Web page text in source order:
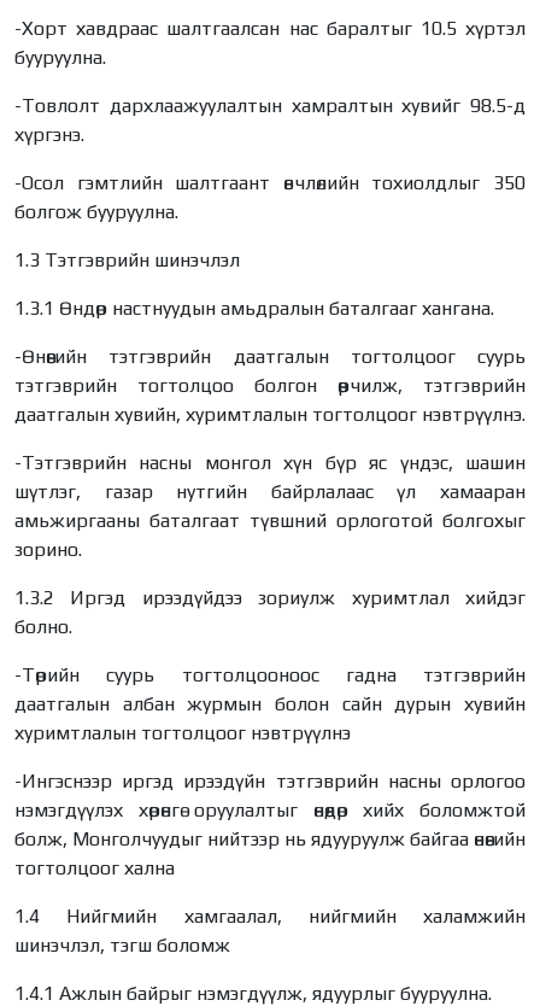
-Хорт хавдраас шалтгаалсан нас баралтыг 10.5 хүртэл
бууруулна.
-Товлолт дархлаажуулалтын хамралтын хувийг 98.5-д
хүргэнэ.
-Осол гэмтлийн шалтгаант өвчлөлийн тохиолдлыг 350
болгож бууруулна.
1.3 Тэтгэврийн шинэчлэл
1.3.1 Өндөр настнуудын амьдралын баталгааг хангана.
-Өнөөгийн тэтгэврийн даатгалын тогтолцоог суурь
тэтгэврийн тогтолцоо болгон өөрчилж, тэтгэврийн
даатгалын хувийн, хуримтлалын тогтолцоог нэвтрүүлнэ.
-Тэтгэврийн насны монгол хүн бүр яс үндэс, шашин
шүтлэг, газар нутгийн байрлалаас үл хамааран
амьжиргааны баталгаат түвшний орлоготой болгохыг
зорино.
1.3.2 Иргэд ирээдүйдээ зориулж хуримтлал хийдэг
болно.
-Төрийн суурь тогтолцооноос гадна тэтгэврийн
даатгалын албан журмын болон сайн дурын хувийн
хуримтлалын тогтолцоог нэвтрүүлнэ
-Ингэснээр иргэд ирээдүйн тэтгэврийн насны орлогоо
нэмэгдүүлэх хөрөнгө оруулалтыг өнөөдөр хийх боломжтой
болж, Монголчуудыг нийтээр нь ядууруулж байгаа өнөөгийн
тогтолцоог хална
1.4 Нийгмийн хамгаалал, нийгмийн халамжийн
шинэчлэл, тэгш боломж
1.4.1 Ажлын байрыг нэмэгдүүлж, ядуурлыг бууруулна.